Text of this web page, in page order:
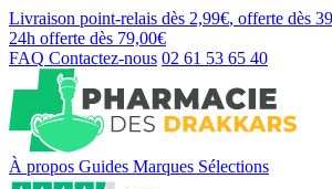
Livraison point-relais dès 2,99€, offerte dès
24h offerte dès 79,00€
FAQ Contactez-nous 02 61 53 65 40
À propos Guides Marques Sélections